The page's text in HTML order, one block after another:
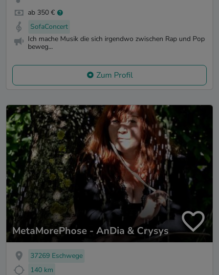
ab 350 €
SofaConcert
Ich mache Musik die sich irgendwo zwischen Rap und Pop
beweg...
Zum Profil
MetaMorePhose - AnDia & Crysys
37269 Eschwege
140 km